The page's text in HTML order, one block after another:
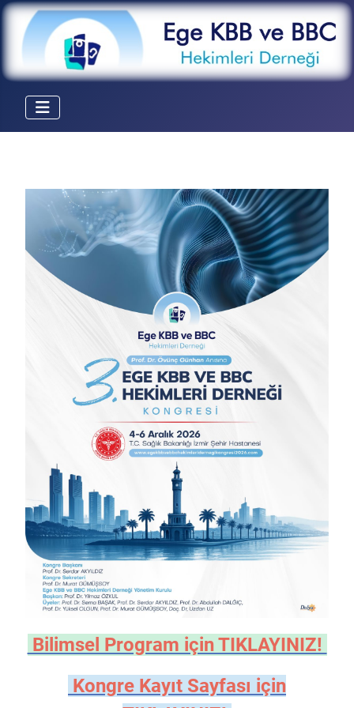
Bilimsel Program için TIKLAYINIZ!
Kongre Kayıt Sayfası için